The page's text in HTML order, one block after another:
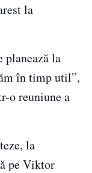
la
planează la
în timp util”,
o reuniune a
la
pe Viktor